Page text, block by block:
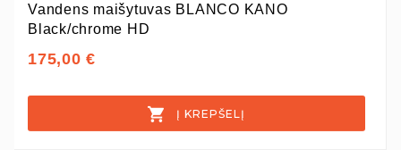
Vandens maišytuvas BLANCO KANO
Black/chrome HD
175,00 €
Į KREPŠELĮ